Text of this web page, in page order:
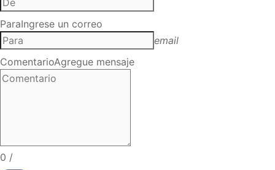
ParaIngrese un correo
email
ComentarioAgregue mensaje
0 /